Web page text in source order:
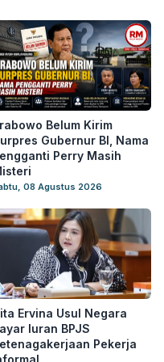
Belum Kirim
Gubernur BI, Nama
Perry Masih
08 Agustus 2026
Ervina Usul Negara
Iuran BPJS
Pekerja